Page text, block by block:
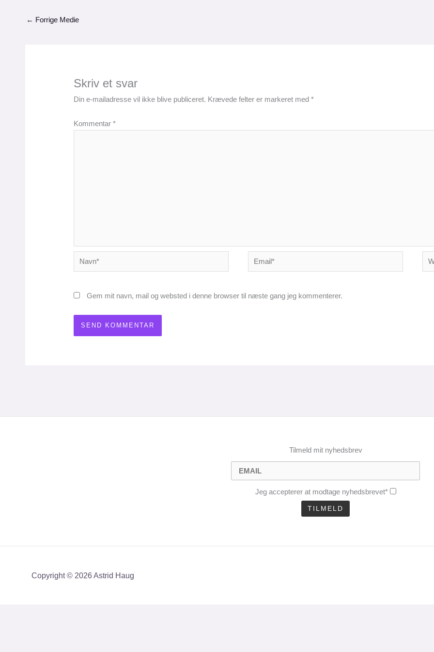
← Forrige Medie
Skriv et svar
Din e-mailadresse vil ikke blive publiceret. Krævede felter er markeret med*
Kommentar*
Navn* Email*
Gem mit navn, mail og websted i denne browser til næste gang jeg kommenterer.
Tilmeld mit nyhedsbrev
Jeg accepterer at modtage nyhedsbrevet*
Copyright © 2026 Astrid Haug